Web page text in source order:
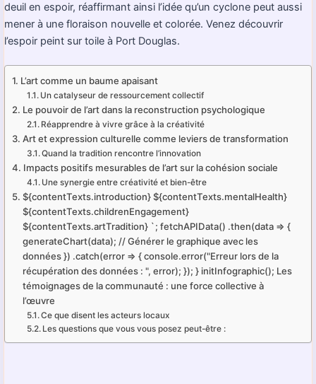
deuil en espoir, réaffirmant ainsi l’idée qu’un cyclone peut aussi
mener à une floraison nouvelle et colorée. Venez découvrir
l’espoir peint sur toile à Port Douglas.
L’art comme un baume apaisant
Un catalyseur de ressourcement collectif
Le pouvoir de l’art dans la reconstruction psychologique
Réapprendre à vivre grâce à la créativité
Art et expression culturelle comme leviers de transformation
Quand la tradition rencontre l’innovation
Impacts positifs mesurables de l’art sur la cohésion sociale
Une synergie entre créativité et bien-être
${contentTexts.introduction} ${contentTexts.mentalHealth}
${contentTexts.childrenEngagement}
${contentTexts.artTradition} `; fetchAPIData() .then(data => {
generateChart(data); // Générer le graphique avec les
données }) .catch(error => { console.error("Erreur lors de la
récupération des données : ", error); }); } initInfographic(); Les
témoignages de la communauté : une force collective à
l’œuvre
Ce que disent les acteurs locaux
Les questions que vous vous posez peut-être :